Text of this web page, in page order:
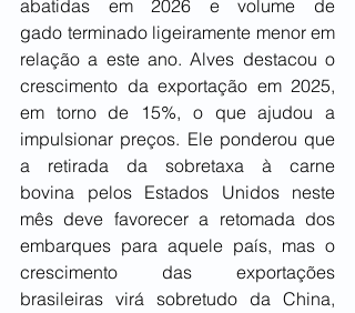
abatidas em 2026 e volume de
gado terminado ligeiramente menor em
relação a este ano. Alves destacou o
crescimento da exportação em 2025,
em torno de 15%, o que ajudou a
impulsionar preços. Ele ponderou que
a retirada da sobretaxa à carne
bovina pelos Estados Unidos neste
mês deve favorecer a retomada dos
embarques para aquele país, mas o
crescimento das exportações
brasileiras virá sobretudo da China,